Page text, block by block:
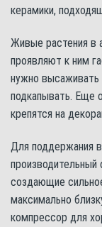
керамики,
Живые растения в
проявляют к ним
нужно высаживать
подкапывать. Еще
крепятся на
Для поддержания
создающие
максимально
компрессор для